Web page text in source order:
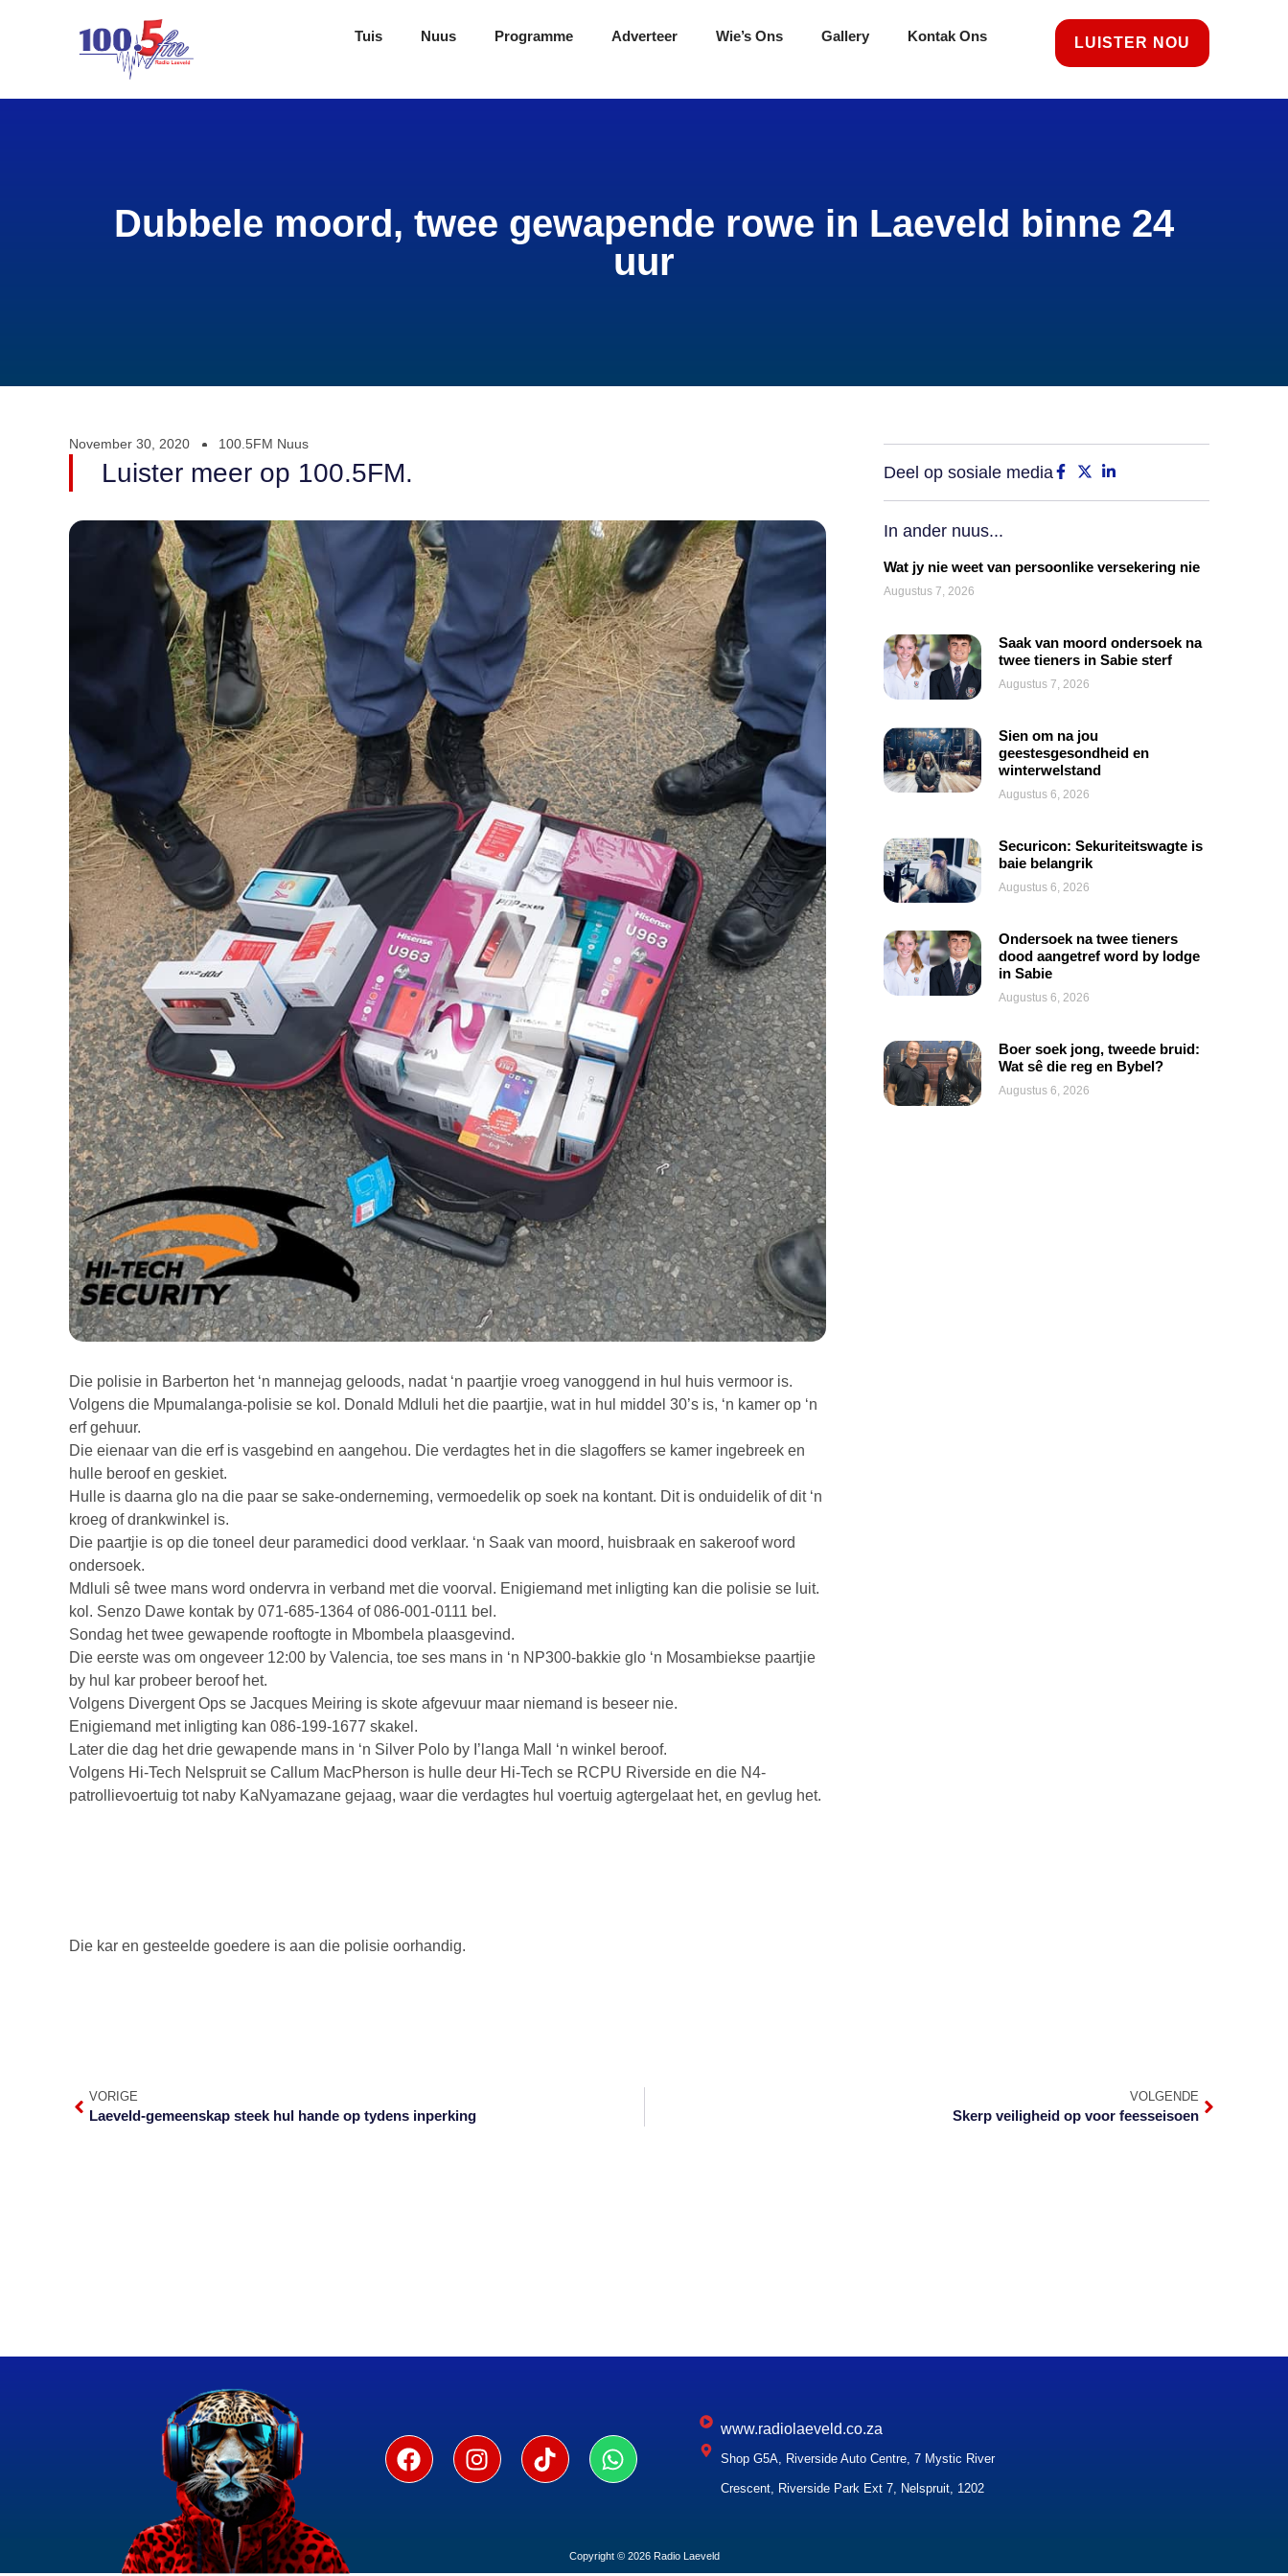
Tuis Nuus Programme Adverteer Wie’s Ons Gallery Kontak Ons LUISTER NOU
Dubbele moord, twee gewapende rowe in Laeveld binne 24
uur
November 30, 2020 100.5FM Nuus
Luister meer op 100.5FM.
Die polisie in Barberton het ‘n mannejag geloods, nadat ‘n paartjie vroeg vanoggend in hul huis vermoor is.
Volgens die Mpumalanga-polisie se kol. Donald Mdluli het die paartjie, wat in hul middel 30’s is, ‘n kamer op ‘n
erf gehuur.
Die eienaar van die erf is vasgebind en aangehou. Die verdagtes het in die slagoffers se kamer ingebreek en
hulle beroof en geskiet.
Hulle is daarna glo na die paar se sake-onderneming, vermoedelik op soek na kontant. Dit is onduidelik of dit ‘n
kroeg of drankwinkel is.
Die paartjie is op die toneel deur paramedici dood verklaar. ‘n Saak van moord, huisbraak en sakeroof word
ondersoek.
Mdluli sê twee mans word ondervra in verband met die voorval. Enigiemand met inligting kan die polisie se luit.
kol. Senzo Dawe kontak by 071-685-1364 of 086-001-0111 bel.
Sondag het twee gewapende rooftogte in Mbombela plaasgevind.
Die eerste was om ongeveer 12:00 by Valencia, toe ses mans in ‘n NP300-bakkie glo ‘n Mosambiekse paartjie
by hul kar probeer beroof het.
Volgens Divergent Ops se Jacques Meiring is skote afgevuur maar niemand is beseer nie.
Enigiemand met inligting kan 086-199-1677 skakel.
Later die dag het drie gewapende mans in ‘n Silver Polo by I’langa Mall ‘n winkel beroof.
Volgens Hi-Tech Nelspruit se Callum MacPherson is hulle deur Hi-Tech se RCPU Riverside en die N4-
patrollievoertuig tot naby KaNyamazane gejaag, waar die verdagtes hul voertuig agtergelaat het, en gevlug het.
Die kar en gesteelde goedere is aan die polisie oorhandig.
Deel op sosiale media
In ander nuus...
Wat jy nie weet van persoonlike versekering nie
Augustus 7, 2026
Saak van moord ondersoek na
twee tieners in Sabie sterf
Augustus 7, 2026
Sien om na jou
geestesgesondheid en
winterwelstand
Augustus 6, 2026
Securicon: Sekuriteitswagte is
baie belangrik
Augustus 6, 2026
Ondersoek na twee tieners
dood aangetref word by lodge
in Sabie
Augustus 6, 2026
Boer soek jong, tweede bruid:
Wat sê die reg en Bybel?
Augustus 6, 2026
VORIGE
Laeveld-gemeenskap steek hul hande op tydens inperking
VOLGENDE
Skerp veiligheid op voor feesseisoen
www.radiolaeveld.co.za
Shop G5A, Riverside Auto Centre, 7 Mystic River
Crescent, Riverside Park Ext 7, Nelspruit, 1202
Copyright © 2026 Radio Laeveld